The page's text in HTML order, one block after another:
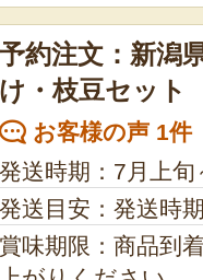
予約注文：新潟
け・枝豆セット
お客様の声 1件
発送時期：7月上旬
発送目安：発送時
賞味期限：商品到